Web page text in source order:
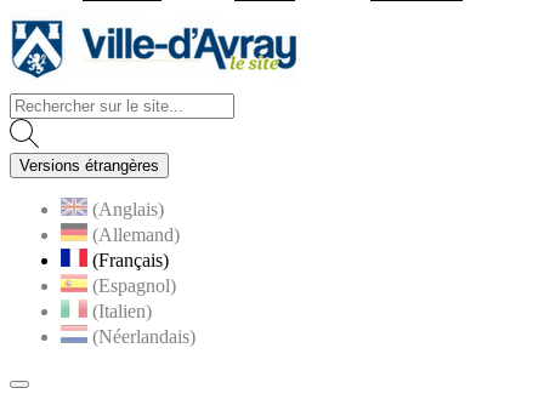
Versions étrangères
(Anglais)
(Allemand)
(Français)
(Espagnol)
(Italien)
(Néerlandais)
MENU